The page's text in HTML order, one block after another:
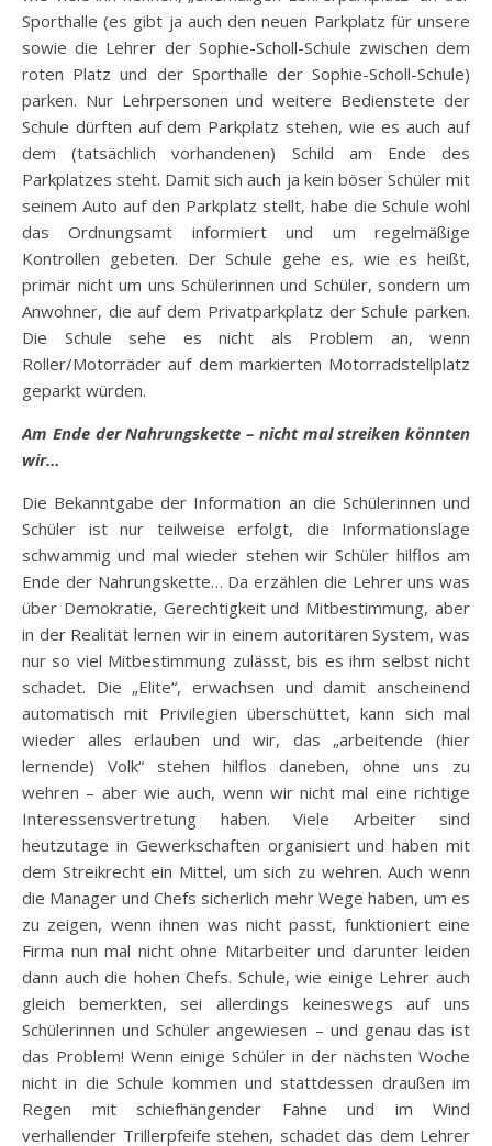
Sporthalle (es gibt ja auch den neuen Parkplatz für unsere
sowie die Lehrer der Sophie-Scholl-Schule zwischen dem
roten Platz und der Sporthalle der Sophie-Scholl-Schule)
parken. Nur Lehrpersonen und weitere Bedienstete der
Schule dürften auf dem Parkplatz stehen, wie es auch auf
dem (tatsächlich vorhandenen) Schild am Ende des
Parkplatzes steht. Damit sich auch ja kein böser Schüler mit
seinem Auto auf den Parkplatz stellt, habe die Schule wohl
das Ordnungsamt informiert und um regelmäßige
Kontrollen gebeten. Der Schule gehe es, wie es heißt,
primär nicht um uns Schülerinnen und Schüler, sondern um
Anwohner, die auf dem Privatparkplatz der Schule parken.
Die Schule sehe es nicht als Problem an, wenn
Roller/Motorräder auf dem markierten Motorradstellplatz
geparkt würden.
Am Ende der Nahrungskette – nicht mal streiken könnten
wir…
Die Bekanntgabe der Information an die Schülerinnen und
Schüler ist nur teilweise erfolgt, die Informationslage
schwammig und mal wieder stehen wir Schüler hilflos am
Ende der Nahrungskette… Da erzählen die Lehrer uns was
über Demokratie, Gerechtigkeit und Mitbestimmung, aber
in der Realität lernen wir in einem autoritären System, was
nur so viel Mitbestimmung zulässt, bis es ihm selbst nicht
schadet. Die „Elite“, erwachsen und damit anscheinend
automatisch mit Privilegien überschüttet, kann sich mal
wieder alles erlauben und wir, das „arbeitende (hier
lernende) Volk“ stehen hilflos daneben, ohne uns zu
wehren – aber wie auch, wenn wir nicht mal eine richtige
Interessensvertretung haben. Viele Arbeiter sind
heutzutage in Gewerkschaften organisiert und haben mit
dem Streikrecht ein Mittel, um sich zu wehren. Auch wenn
die Manager und Chefs sicherlich mehr Wege haben, um es
zu zeigen, wenn ihnen was nicht passt, funktioniert eine
Firma nun mal nicht ohne Mitarbeiter und darunter leiden
dann auch die hohen Chefs. Schule, wie einige Lehrer auch
gleich bemerkten, sei allerdings keineswegs auf uns
Schülerinnen und Schüler angewiesen – und genau das ist
das Problem! Wenn einige Schüler in der nächsten Woche
nicht in die Schule kommen und stattdessen draußen im
Regen mit schiefhängender Fahne und im Wind
verhallender Trillerpfeife stehen, schadet das dem Lehrer